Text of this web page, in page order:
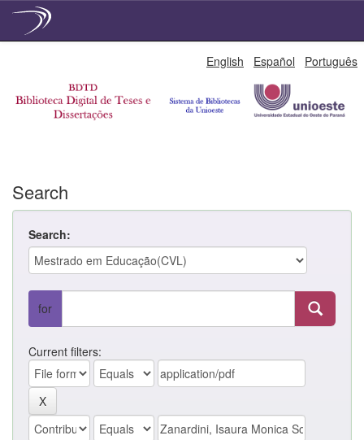
English Español Português
Search
Search:
for
Current filters: